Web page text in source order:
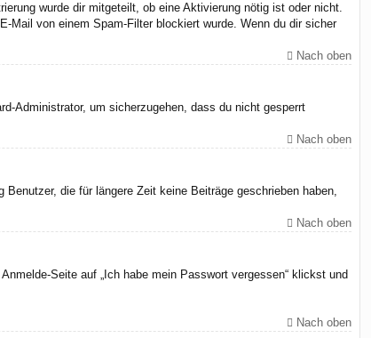
wurde dir mitgeteilt, ob eine Aktivierung nötig ist oder nicht.
Mail von einem Spam-Filter blockiert wurde. Wenn du dir sicher
Nach oben
Administrator, um sicherzugehen, dass du nicht gesperrt
Nach oben
die für längere Zeit keine Beiträge geschrieben haben,
Nach oben
Seite auf „Ich habe mein Passwort vergessen“ klickst und
Nach oben